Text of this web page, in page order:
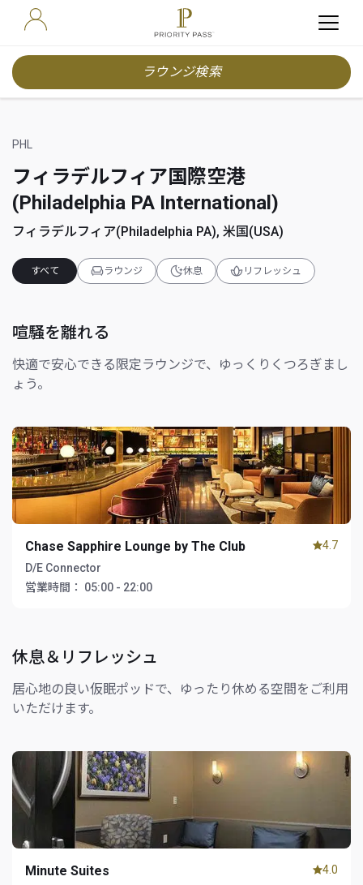
ラウンジ検索
PHL
フィラデルフィア国際空港
(Philadelphia PA International)
フィラデルフィア(Philadelphia PA), 米国(USA)
すべて ラウンジ 休息 リフレッシュ
喧騒を離れる
快適で安心できる限定ラウンジで、ゆっくりくつろぎまし
ょう。
Chase Sapphire Lounge by The Club
D/E Connector
営業時間：
05:00 - 22:00
4.7
休息＆リフレッシュ
居心地の良い仮眠ポッドで、ゆったり休める空間をご利用
いただけます。
Minute Suites 4.0